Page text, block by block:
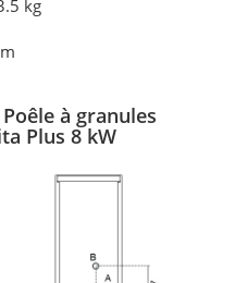
kg
à granules
Plus 8 kW